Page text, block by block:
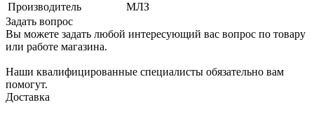
Производитель
МЛЗ
Задать вопрос
Вы можете задать любой интересующий вас вопрос по товару
или работе магазина.
Наши квалифицированные специалисты обязательно вам
помогут.
Доставка